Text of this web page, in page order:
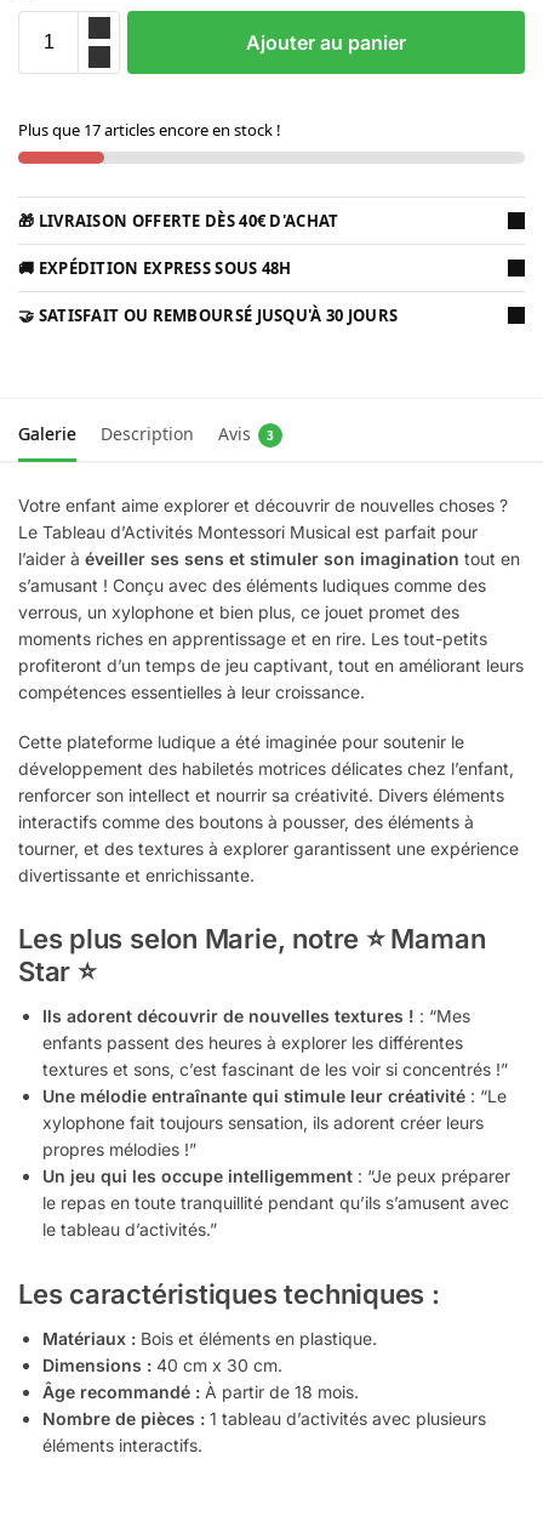
Ajouter au panier
Plus que 17 articles encore en stock !
🎁 LIVRAISON OFFERTE DÈS 40€ D'ACHAT
🚚 EXPÉDITION EXPRESS SOUS 48H
🤝 SATISFAIT OU REMBOURSÉ JUSQU'À 30 JOURS
Galerie Description Avis 3
Votre enfant aime explorer et découvrir de nouvelles choses ?
Le Tableau d’Activités Montessori Musical est parfait pour
l’aider à éveiller ses sens et stimuler son imagination tout en
s’amusant ! Conçu avec des éléments ludiques comme des
verrous, un xylophone et bien plus, ce jouet promet des
moments riches en apprentissage et en rire. Les tout-petits
profiteront d’un temps de jeu captivant, tout en améliorant leurs
compétences essentielles à leur croissance.
Cette plateforme ludique a été imaginée pour soutenir le
développement des habiletés motrices délicates chez l’enfant,
renforcer son intellect et nourrir sa créativité. Divers éléments
interactifs comme des boutons à pousser, des éléments à
tourner, et des textures à explorer garantissent une expérience
divertissante et enrichissante.
Les plus selon Marie, notre ⭐ Maman
Star ⭐
Ils adorent découvrir de nouvelles textures ! : “Mes
enfants passent des heures à explorer les différentes
textures et sons, c’est fascinant de les voir si concentrés !”
Une mélodie entraînante qui stimule leur créativité : “Le
xylophone fait toujours sensation, ils adorent créer leurs
propres mélodies !”
Un jeu qui les occupe intelligemment : “Je peux préparer
le repas en toute tranquillité pendant qu’ils s’amusent avec
le tableau d’activités.”
Les caractéristiques techniques :
Matériaux : Bois et éléments en plastique.
Dimensions : 40 cm x 30 cm.
Âge recommandé : À partir de 18 mois.
Nombre de pièces : 1 tableau d’activités avec plusieurs
éléments interactifs.